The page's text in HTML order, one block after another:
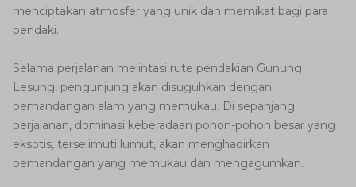
menciptakan atmosfer yang unik dan memikat bagi para
pendaki.
Selama perjalanan melintasi rute pendakian Gunung
Lesung, pengunjung akan disuguhkan dengan
pemandangan alam yang memukau. Di sepanjang
perjalanan, dominasi keberadaan pohon-pohon besar yang
eksotis, terselimuti lumut, akan menghadirkan
pemandangan yang memukau dan mengagumkan.